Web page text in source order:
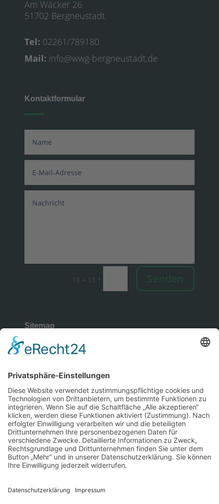
Am Wäcker 26
51702 Bergneustadt
Tel: 02261/789180
Mail: info@wwg-bergneustadt.de
Kontaktformular
13 + 13 = Senden
Sitemap
Rechtliches
Copyright © 2026 | Wüllenweber